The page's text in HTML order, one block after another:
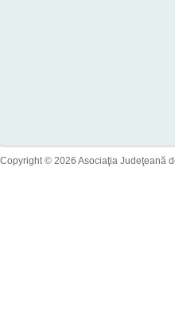
Copyright © 2026 Asociaţia Judeţeană